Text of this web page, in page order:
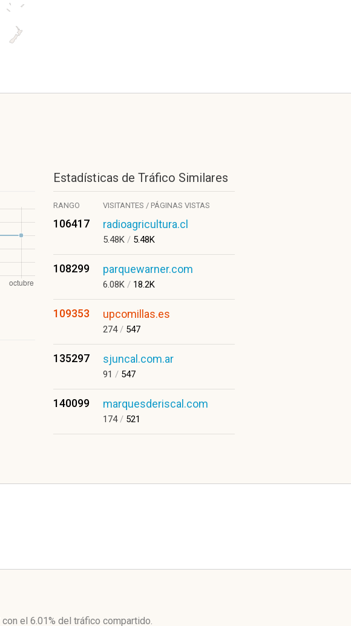
Estadísticas de Tráfico Similares
RANGO VISITANTES / PÁGINAS VISTAS
106417 radioagricultura.cl
5.48K / 5.48K
108299 parquewarner.com
6.08K / 18.2K
109353 upcomillas.es
274/ 547
135297 sjuncal.com.ar
91 / 547
140099 marquesderiscal.com
174/ 521
con el 6.01% del tráfico compartido.